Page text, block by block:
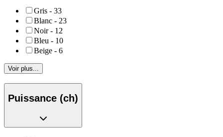
Gris - 33
Blanc - 23
Noir - 12
Bleu - 10
Beige - 6
Voir plus...
Puissance (ch)